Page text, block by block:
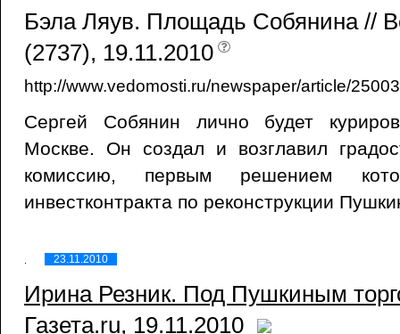
Бэла Ляув. Площадь Собянина //
(2737), 19.11.2010
http://www.vedomosti.ru/newspaper/article/
Сергей Собянин лично будет
Москве. Он создал и возглавил
комиссию, первым решением
инвестконтракта по реконструкции
23.11.2010
Ирина Резник. Под Пушкиным
Газета.ru, 19.11.2010